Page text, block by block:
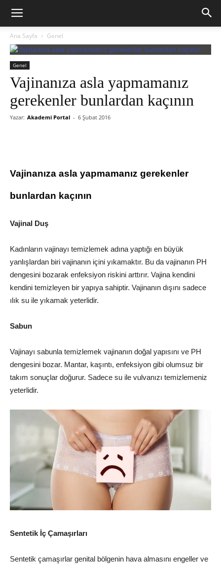
Ana Sayfa Genel
Genel
Vajinanıza asla yapmamanız
gerekenler bunlardan kaçının
Yazar: Akademi Portal - 6 Şubat 2016
Vajinanıza asla yapmamanız gerekenler
bunlardan kaçının
Vajinal Duş
Kadınların vajinayı temizlemek adına yaptığı en büyük
yanlışlardan biri vajinanın içini yıkamaktır. Bu da vajinanın PH
dengesini bozarak enfeksiyon riskini arttırır. Vajina kendini
kendini temizleyen bir yapıya sahiptir. Vajinanın dışını sadece
ılık su ile yıkamak yeterlidir.
Sabun
Vajinayı sabunla temizlemek vajinanın doğal yapısını ve PH
dengesini bozar. Mantar, kaşıntı, enfeksiyon gibi olumsuz bir
takım sonuçlar doğurur. Sadece su ile vulvanızı temizlemeniz
yeterlidir.
Sentetik İç Çamaşırları
Sentetik çamaşırlar genital bölgenin hava almasını engeller ve